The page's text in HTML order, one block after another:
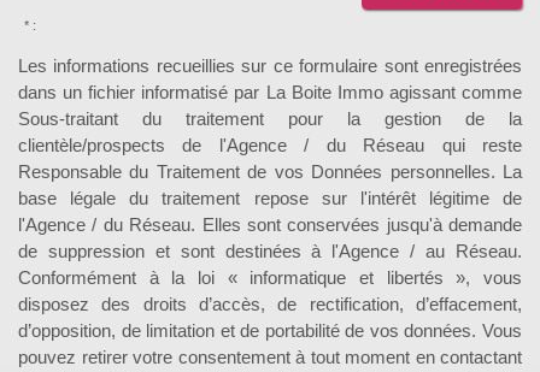
* :
Les informations recueillies sur ce formulaire sont enregistrées
dans un fichier informatisé par La Boite Immo agissant comme
Sous-traitant du traitement pour la gestion de la
clientèle/prospects de l'Agence / du Réseau qui reste
Responsable du Traitement de vos Données personnelles. La
base légale du traitement repose sur l'intérêt légitime de
l'Agence / du Réseau. Elles sont conservées jusqu'à demande
de suppression et sont destinées à l'Agence / au Réseau.
Conformément à la loi « informatique et libertés », vous
disposez des droits d’accès, de rectification, d’effacement,
d’opposition, de limitation et de portabilité de vos données. Vous
pouvez retirer votre consentement à tout moment en contactant